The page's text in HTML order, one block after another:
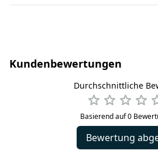
Kundenbewertungen
Durchschnittliche
Basierend auf 0
Bewertung